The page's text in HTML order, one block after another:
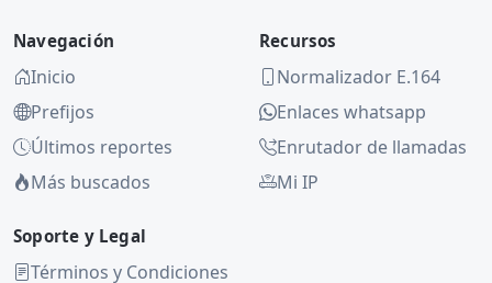
Navegación
Inicio
Prefijos
Últimos reportes
Más buscados
Recursos
Normalizador E.164
Enlaces whatsapp
Enrutador de llamadas
Mi IP
Soporte y Legal
Términos y Condiciones